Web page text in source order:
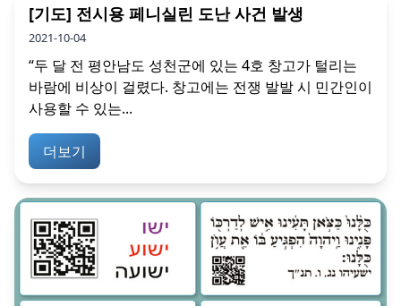
[기도] 전시용 페니실린 도난 사건 발생
2021-10-04
“두 달 전 평안남도 성천군에 있는 4호 창고가 털리는
바람에 비상이 걸렸다. 창고에는 전쟁 발발 시 민간인이
사용할 수 있는...
더보기